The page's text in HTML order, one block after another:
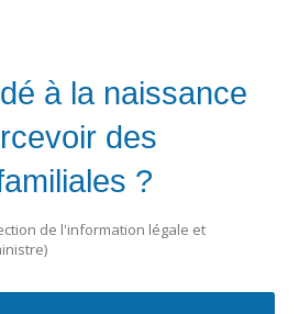
à la naissance
des
?
de l'information légale et